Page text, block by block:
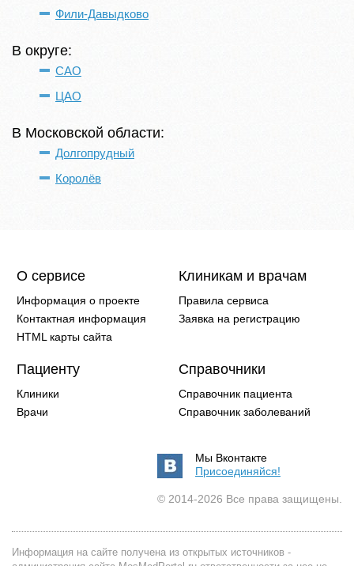
Фили-Давыдково
В округе:
САО
ЦАО
В Московской области:
Долгопрудный
Королёв
О сервисе
Информация о проекте
Контактная информация
HTML карты сайта
Клиникам и врачам
Правила сервиса
Заявка на регистрацию
Пациенту
Клиники
Врачи
Справочники
Справочник пациента
Справочник заболеваний
Мы Вконтакте
Присоединяйся!
© 2014-2026 Все права защищены.
Информация на сайте получена из открытых источников -